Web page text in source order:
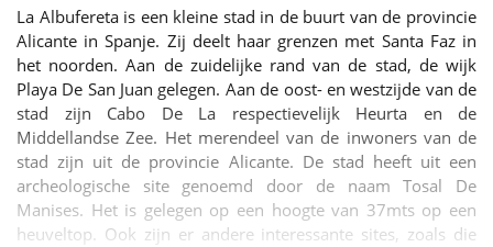
La Albufereta is een kleine stad in de buurt van de provincie
Alicante in Spanje. Zij deelt haar grenzen met Santa Faz in
het noorden. Aan de zuidelijke rand van de stad, de wijk
Playa De San Juan gelegen. Aan de oost- en westzijde van de
stad zijn Cabo De La respectievelijk Heurta en de
Middellandse Zee. Het merendeel van de inwoners van de
stad zijn uit de provincie Alicante. De stad heeft uit een
archeologische site genoemd door de naam Tosal De
Manises. Het is gelegen op een hoogte van 37mts op een
heuveltop. Ook zijn er andere interessante sites, zoals die